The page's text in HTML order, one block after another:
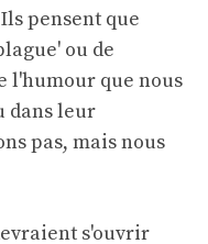
pensent que
ou de
l'humour que nous
dans leur
pas, mais nous
s'ouvrir